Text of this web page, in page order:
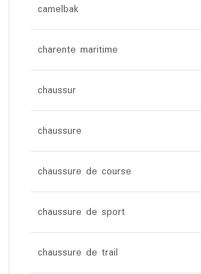
camelbak
charente maritime
chaussur
chaussure
chaussure de course
chaussure de sport
chaussure de trail